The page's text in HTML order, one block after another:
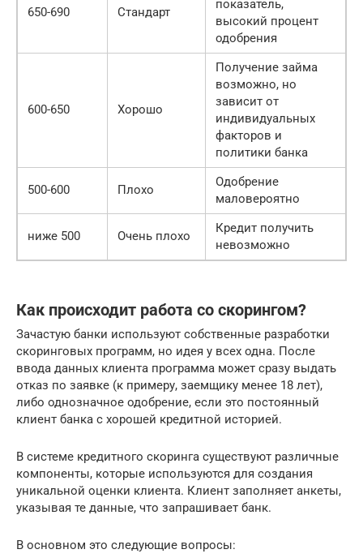
650-690 Стандарт
показатель,
высокий процент
одобрения
600-650 Хорошо
Получение займа
возможно, но
зависит от
индивидуальных
факторов и
политики банка
500-600 Плохо
Одобрение
маловероятно
ниже 500 Очень плохо
Кредит получить
невозможно
Как происходит работа со скорингом?
Зачастую банки используют собственные разработки
скоринговых программ, но идея у всех одна. После
ввода данных клиента программа может сразу выдать
отказ по заявке (к примеру, заемщику менее 18 лет),
либо однозначное одобрение, если это постоянный
клиент банка с хорошей кредитной историей.
В системе кредитного скоринга существуют различные
компоненты, которые используются для создания
уникальной оценки клиента. Клиент заполняет анкеты,
указывая те данные, что запрашивает банк.
В основном это следующие вопросы: